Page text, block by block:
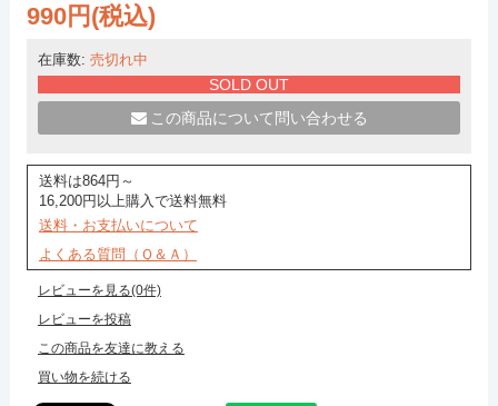
990円(税込)
在庫数: 売切れ中
SOLD OUT
この商品について問い合わせる
送料は864円～
16,200円以上購入で送料無料
送料・お支払いについて
よくある質問（Ｑ＆Ａ）
レビューを見る(0件)
レビューを投稿
この商品を友達に教える
買い物を続ける